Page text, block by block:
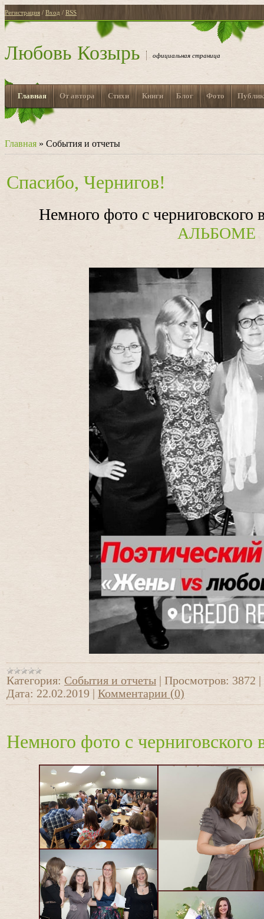
Регистрация / Вход / RSS
Любовь Козырь официальная страница
Главная От автора Стихи Книги Блог Фото
Главная » События и отчеты
Спасибо, Чернигов!
Немного фото с
АЛЬБОМЕ
Категория: События и отчеты Просмотров: 3872
Дата: 22.02.2019 Комментарии (0)
Немного фото с черниговского